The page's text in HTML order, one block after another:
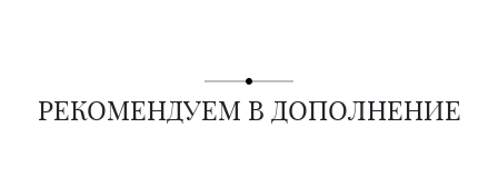
РЕКОМЕНДУЕМ В ДОПОЛНЕНИЕ